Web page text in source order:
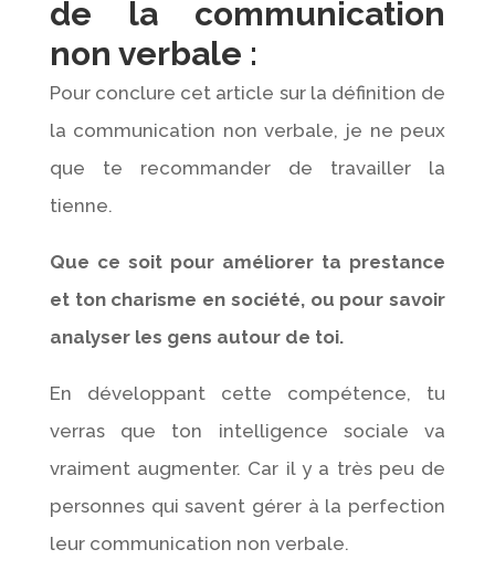
de la communication
non verbale :
Pour conclure cet article sur la définition de
la communication non verbale, je ne peux
que te recommander de travailler la
tienne.
Que ce soit pour améliorer ta prestance
et ton charisme en société, ou pour savoir
analyser les gens autour de toi.
En développant cette compétence, tu
verras que ton intelligence sociale va
vraiment augmenter. Car il y a très peu de
personnes qui savent gérer à la perfection
leur communication non verbale.